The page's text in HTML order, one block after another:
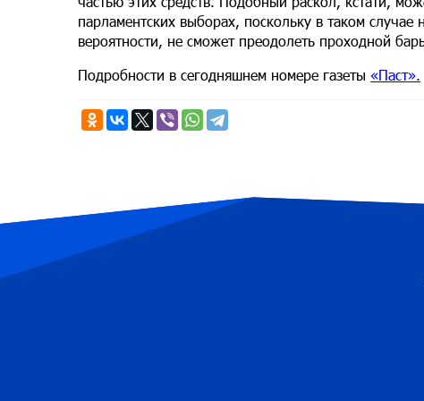
парламентских выборах, поскольку в таком
вероятности, не сможет преодолеть проходной
Подробности в сегодняшнем номере газеты «Паст».